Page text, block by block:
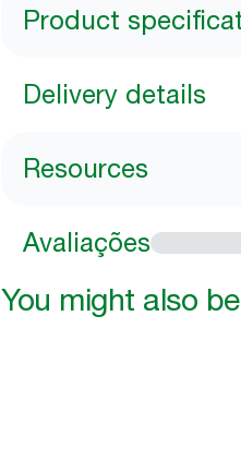
Product
Delivery details
Resources
Avaliações
You might also